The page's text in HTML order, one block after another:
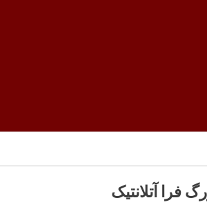
فرا آتلانتیک